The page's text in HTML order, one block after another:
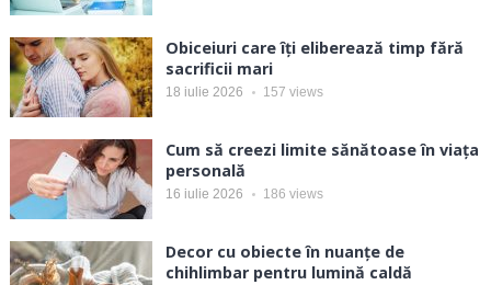
Obiceiuri care îți eliberează timp fără
sacrificii mari
18 iulie 2026 157 views
Cum să creezi limite sănătoase în viața
personală
16 iulie 2026 186 views
Decor cu obiecte în nuanțe de
chihlimbar pentru lumină caldă